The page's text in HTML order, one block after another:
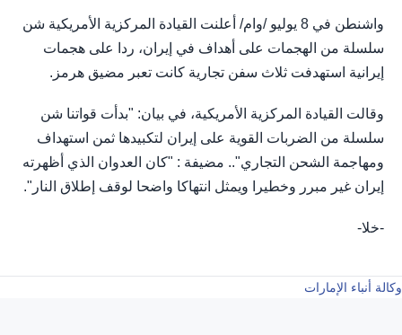
واشنطن في 8 يوليو /وام/ أعلنت القيادة المركزية الأمريكية شن
‌سلسلة من الهجمات على أهداف في إيران، ردا على هجمات
إيرانية استهدفت ثلاث سفن تجارية كانت تعبر مضيق هرمز.
وقالت القيادة المركزية الأمريكية، في بيان: "بدأت قواتنا شن
سلسلة من الضربات القوية على إيران لتكبيدها ثمن استهداف
ومهاجمة الشحن التجاري".. مضيفة : "كان العدوان الذي أظهرته
إيران غير مبرر وخطيرا ويمثل انتهاكا واضحا لوقف إطلاق النار".
-خلا-
وكالة أنباء الإمارات